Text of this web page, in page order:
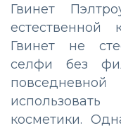
Гвинет
естественной
Гвинет не
селфи без
косметики.